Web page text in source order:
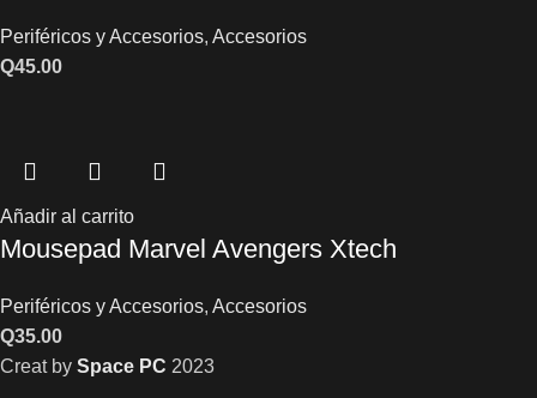
Periféricos y Accesorios, Accesorios
Q45.00
Añadir al carrito
Mousepad Marvel Avengers Xtech
Periféricos y Accesorios, Accesorios
Q35.00
Creat by Space PC 2023